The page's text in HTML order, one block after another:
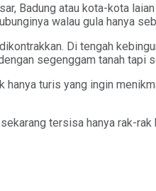
Badung atau kota-kota
walau gula hanya
Di tengah
segenggam tanah tapi
hanya turis yang ingin
tersisa hanya rak-